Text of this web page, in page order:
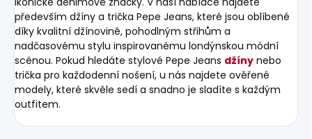
především džíny a trička Pepe Jeans, které jsou oblíbené
díky kvalitní džínovině, pohodlným střihům a
nadčasovému stylu inspirovanému londýnskou módní
scénou. Pokud hledáte stylové Pepe Jeans džíny nebo
trička pro každodenní nošení, u nás najdete ověřené
modely, které skvěle sedí a snadno je sladíte s každým
outfitem.